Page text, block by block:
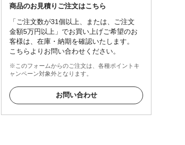
商品のお見積りご注文はこちら
「ご注文数が31個以上、または、ご注文
金額5万円以上」でお買い上げご希望のお
客様は、在庫・納期を確認いたします。
こちらよりお問い合わせください。
※このフォームからのご注文は、各種ポイントキ
ャンペーン対象外となります。
お問い合わせ